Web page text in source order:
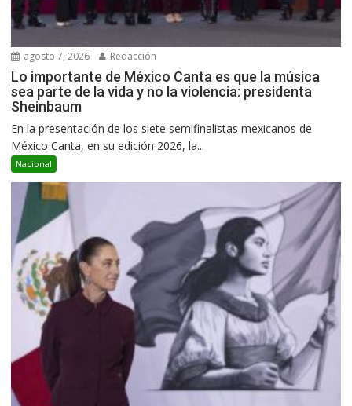
agosto 7, 2026 Redacción
Lo importante de México Canta es que la música
sea parte de la vida y no la violencia: presidenta
Sheinbaum
En la presentación de los siete semifinalistas mexicanos de
México Canta, en su edición 2026, la...
Nacional